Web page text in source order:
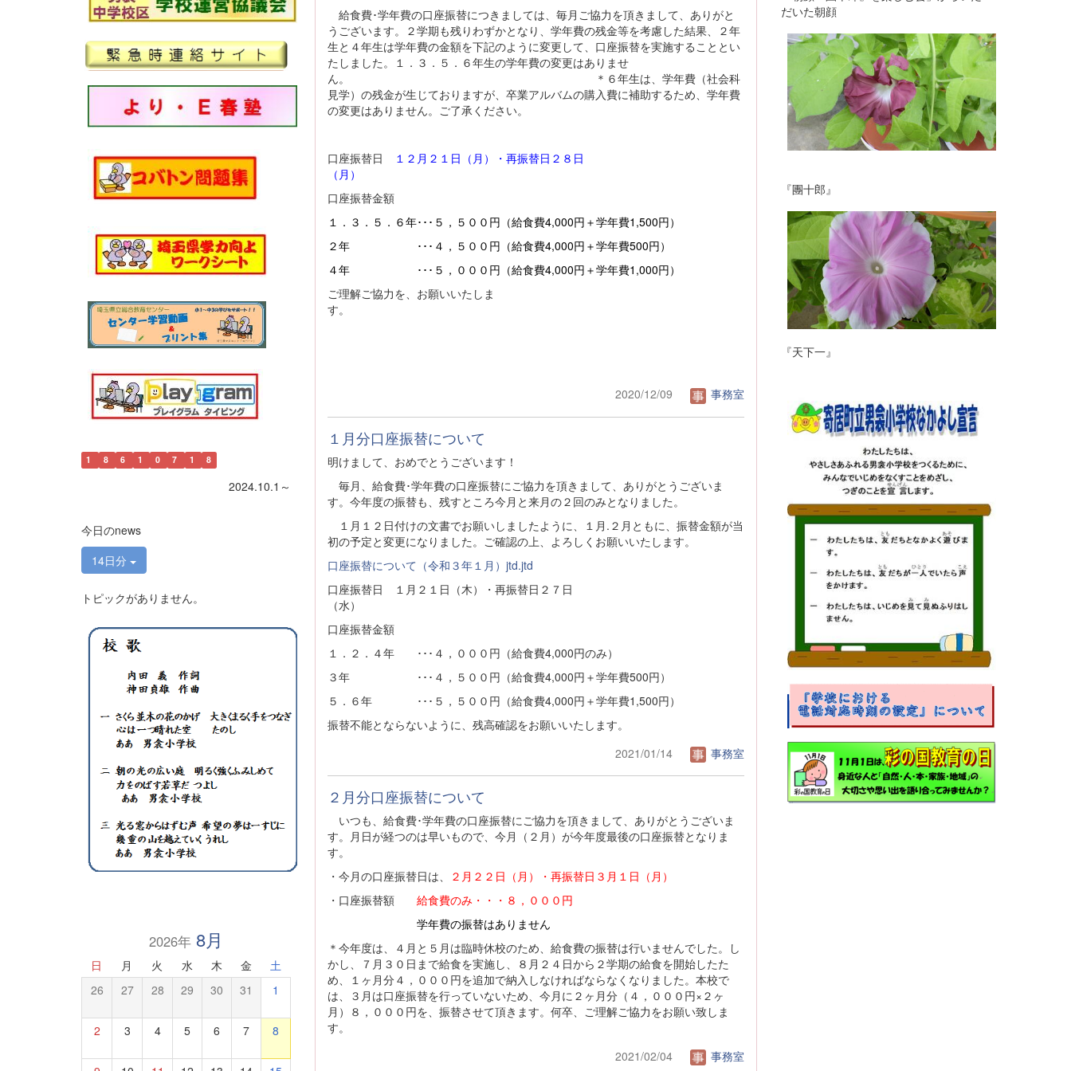
給食費･学年費の口座振替につきましては、毎月ご協力を頂きまして、ありがと
うございます。２学期も残りわずかとなり、学年費の残金等を考慮した結果、２年
生と４年生は学年費の金額を下記のように変更して、口座振替を実施することとい
たしました。１．３．５．６年生の学年費の変更はありませ
ん。 ＊６年生は、学年費（社会科
見学）の残金が生じておりますが、卒業アルバムの購入費に補助するため、学年費
の変更はありません。ご了承ください。
口座振替日
１２月２１日（月）・再振替日２８日
（月）
口座振替金額
１．３．５．６年･･･５，５００円（給食費4,000円＋学年費1,500円）
２年 ･･･４，５００円（給食費4,000円＋学年費500円）
４年 ･･･５，０００円（給食費4,000円＋学年費1,000円）
ご理解ご協力を、お願いいたしま
す。
2020/12/09 事務室
１月分口座振替について
明けまして、おめでとうございます！
毎月、給食費･学年費の口座振替にご協力を頂きまして、ありがとうございま
す。今年度の振替も、残すところ今月と来月の２回のみとなりました。
１月１２日付けの文書でお願いしましたように、１月.２月ともに、振替金額が当
初の予定と変更になりました。ご確認の上、よろしくお願いいたします。
口座振替について（令和３年１月）jtd.jtd
口座振替日 １月２１日（木）・再振替日２７日
（水）
口座振替金額
１．２．４年 ･･･４，０００円（給食費4,000円のみ）
３年 ･･･４，５００円（給食費4,000円＋学年費500円）
５．６年 ･･･５，５００円（給食費4,000円＋学年費1,500円）
振替不能とならないように、残高確認をお願いいたします。
2021/01/14
事務室
２月分口座振替について
いつも、給食費･学年費の口座振替にご協力を頂きまして、ありがとうございま
す。月日が経つのは早いもので、今月（２月）が今年度最後の口座振替となりま
す。
・今月の口座振替日は、
２月２２日（月）・再振替日３月１日（月）
・口座振替額 給食費のみ・・・８，０００円
学年費の振替はありません
＊今年度は、４月と５月は臨時休校のため、給食費の振替は行いませんでした。し
かし、７月３０日まで給食を実施し、８月２４日から２学期の給食を開始したた
め、１ヶ月分４，０００円を追加で納入しなければならなくなりました。本校で
は、３月は口座振替を行っていないため、今月に２ヶ月分（４，０００円×２ヶ
月）８，０００円を、振替させて頂きます。何卒、ご理解ご協力をお願い致しま
す。
2021/02/04
事務室
1 8 6 1 0 7 1 8
2024.10.1～
今日のnews
14日分
トピックがありません。
2026年8月
日 月 火 水 木 金 土
26 27 28 29 30 31 1
2 3 4 5 6 7 8
だいた朝顔
『團十郎』
『天下一』